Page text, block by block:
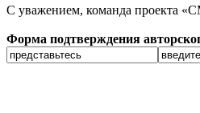
С уважением, команда проекта
Форма подтверждения